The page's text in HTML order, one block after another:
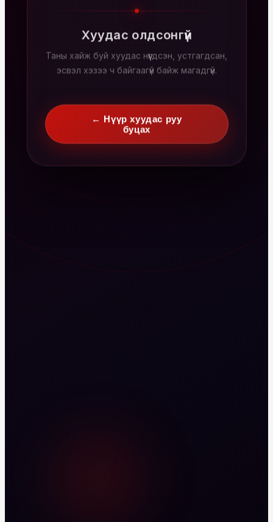
Хуудас олдсонгүй
Таны хайж буй хуудас нүүгдсэн, устгагдсан,
эсвэл хэзээ ч байгаагүй байж магадгүй.
← Нүүр хуудас руу
буцах